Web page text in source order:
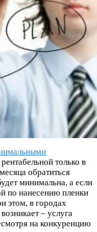
только в
обратиться
минимальна, а если
по нанесению пленки
этом, в городах
– услуга
на конкуренцию